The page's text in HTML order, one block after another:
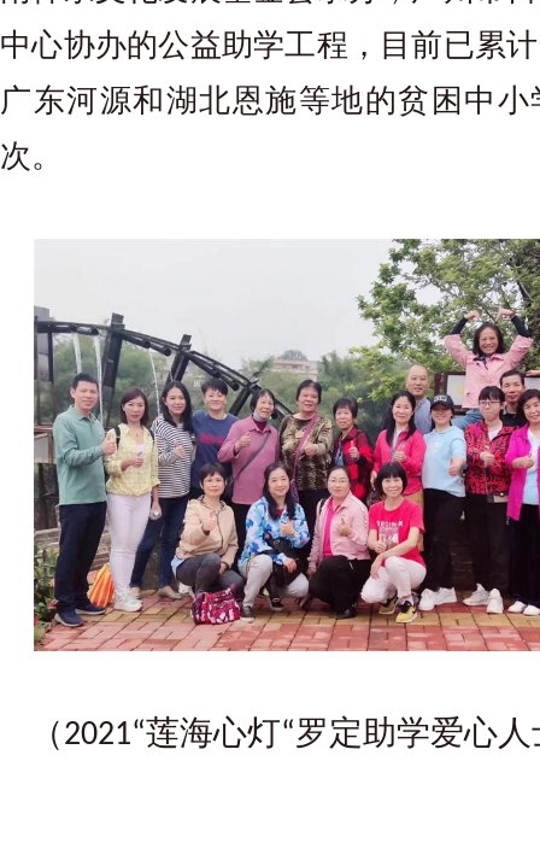
中心协办的公益助学工程，目前已累
广东河源和湖北恩施等地的贫困中
次。
（2021“莲海心灯“罗定助学爱心